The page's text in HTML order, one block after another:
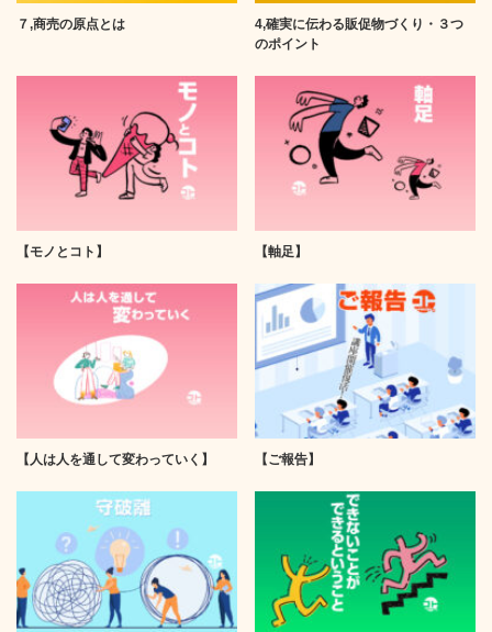
７,商売の原点とは
4,確実に伝わる販促物づくり・３つ
のポイント
【モノとコト】 【軸足】
【人は人を通して変わっていく】 【ご報告】